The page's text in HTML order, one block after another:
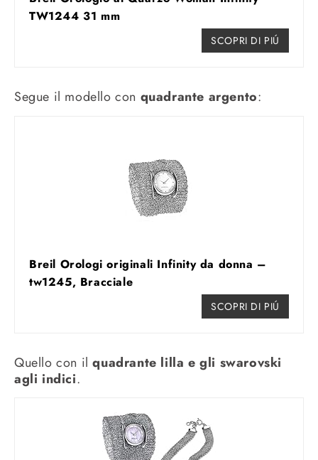
TW1244 31 mm
SCOPRI DI PIÚ
Segue il modello con quadrante argento:
Breil Orologi originali Infinity da donna –
tw1245, Bracciale
SCOPRI DI PIÚ
Quello con ilquadrante lilla e gli swarovski
agli indici.